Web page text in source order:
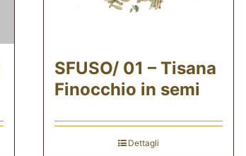
SFUSO/ 01 – Tisana
Finocchio in semi
Dettagli